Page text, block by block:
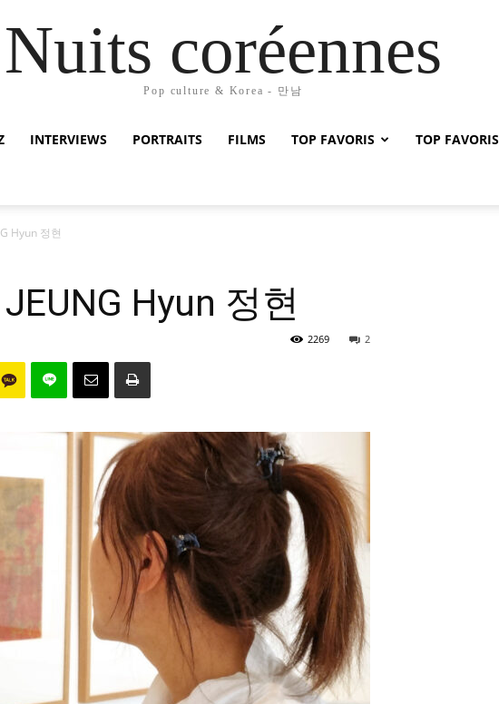
Nuits coréennes
Pop culture & Korea - 만남
INTERVIEWS PORTRAITS FILMS TOP FAVORIS TOP FAVORIS
Hyun 정현
Hyun 정현
2
2269